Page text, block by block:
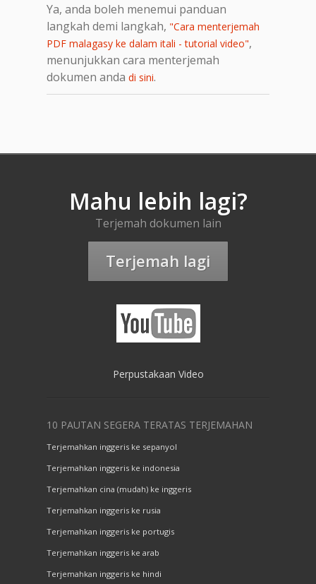
Ya, anda boleh menemui panduan
langkah demi langkah, "Cara menterjemah
PDF malagasy ke dalam itali - tutorial video",
menunjukkan cara menterjemah
dokumen anda di sini.
Mahu lebih lagi?
Terjemah dokumen lain
Terjemah lagi
Perpustakaan Video
10 PAUTAN SEGERA TERATAS TERJEMAHAN
Terjemahkan inggeris ke sepanyol
Terjemahkan inggeris ke indonesia
Terjemahkan cina (mudah) ke inggeris
Terjemahkan inggeris ke rusia
Terjemahkan inggeris ke portugis
Terjemahkan inggeris ke arab
Terjemahkan inggeris ke hindi